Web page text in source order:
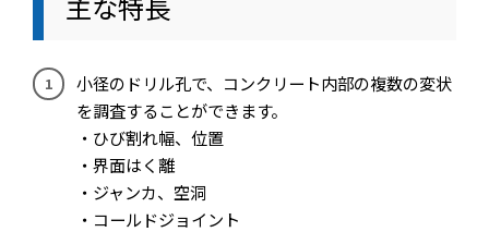
小径のドリル孔で、コンクリート内部の複数の変状
を調査することができます。
・ひび割れ幅、位置
・界面はく離
・ジャンカ、空洞
・コールドジョイント